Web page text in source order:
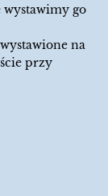
wystawimy go
na
przy